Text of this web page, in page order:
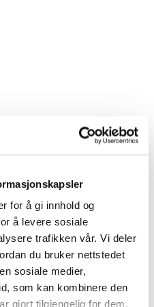
for å gi innhold og
å levere sosiale
trafikken vår. Vi deler
du bruker nettstedet
sosiale medier,
som kan kombinere den
gjort tilgjengelig for dem,